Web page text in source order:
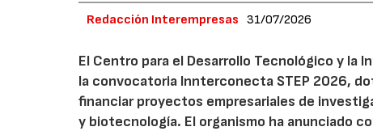
Redacción Interempresas 31/07/2026
El Centro para el Desarrollo Tecnológico y la
la convocatoria Innterconecta STEP 2026,
financiar proyectos empresariales de
y biotecnología. El organismo ha anunciado